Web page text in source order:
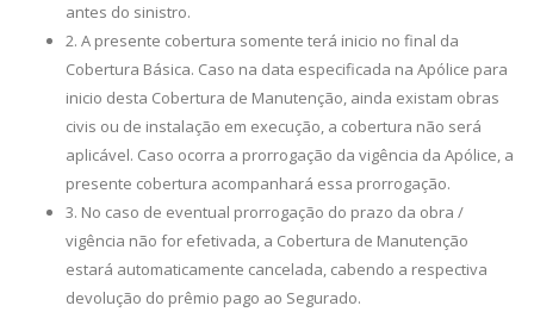
antes do sinistro.
2. A presente cobertura somente terá inicio no final da
Cobertura Básica. Caso na data especificada na Apólice para
inicio desta Cobertura de Manutenção, ainda existam obras
civis ou de instalação em execução, a cobertura não será
aplicável. Caso ocorra a prorrogação da vigência da Apólice, a
presente cobertura acompanhará essa prorrogação.
3. No caso de eventual prorrogação do prazo da obra /
vigência não for efetivada, a Cobertura de Manutenção
estará automaticamente cancelada, cabendo a respectiva
devolução do prêmio pago ao Segurado.